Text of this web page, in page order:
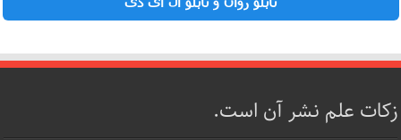
زکات علم نشر آن است.